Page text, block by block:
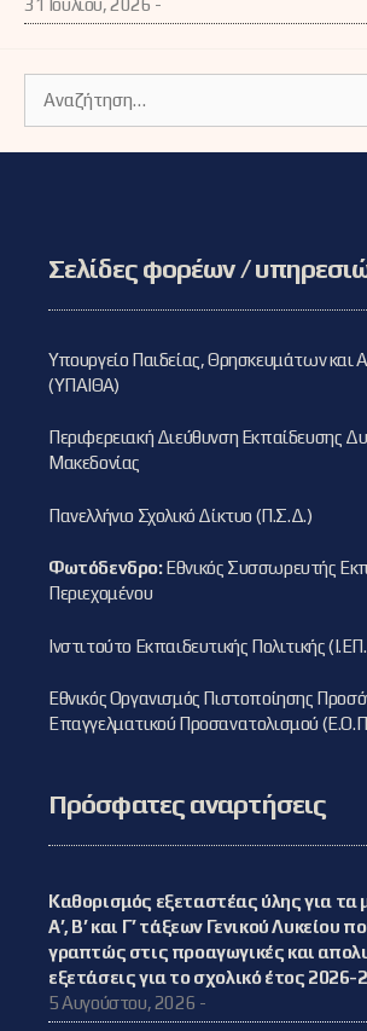
για:
Σελίδες φορέων /
Υπουργείο Παιδείας, Θρησκευμάτων και
(ΥΠΑΙΘΑ)
Περιφερειακή Διεύθυνση Εκπαίδευσης
Μακεδονίας
Πανελλήνιο Σχολικό Δίκτυο (Π.Σ.Δ.)
Φωτόδενδρο:Εθνικός Συσσωρευτής
Περιεχομένου
Ινστιτούτο Εκπαιδευτικής Πολιτικής
Εθνικός Οργανισμός Πιστοποίησης
Επαγγελματικού Προσανατολισμού
Πρόσφατες αναρτήσεις
Καθορισμός εξεταστέας ύλης για
Α’, Β’ και Γ’ τάξεων Γενικού Λυκείου
γραπτώς στις προαγωγικές και
εξετάσεις για το σχολικό έτος 2026-
5 Αυγούστου, 2026 -